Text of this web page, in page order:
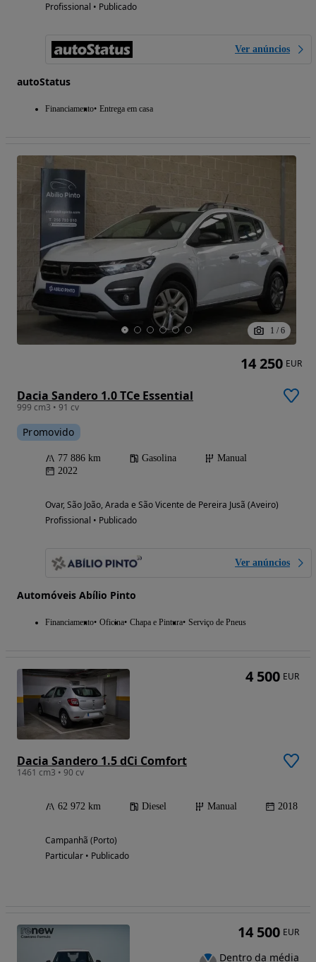
Profissional • Publicado
Ver anúncios
autoStatus
Financiamento Entrega em casa
1 / 6
Dacia Sandero 1.0 TCe Essential
999 cm3 • 91 cv
Promovido
77 886 km Gasolina
Manual
2022
Ovar, São João, Arada e São Vicente de Pereira Jusã (Aveiro)
Profissional • Publicado
Ver anúncios
Automóveis Abílio Pinto
Financiamento Oficina Chapa e Pintura Serviço de Pneus
14 250 EUR
Dacia Sandero 1.5 dCi Comfort
1461 cm3 • 90 cv
62 972 km Diesel Manual 2018
Campanhã (Porto)
Particular • Publicado
4 500 EUR
14 500 EUR
Dentro da média